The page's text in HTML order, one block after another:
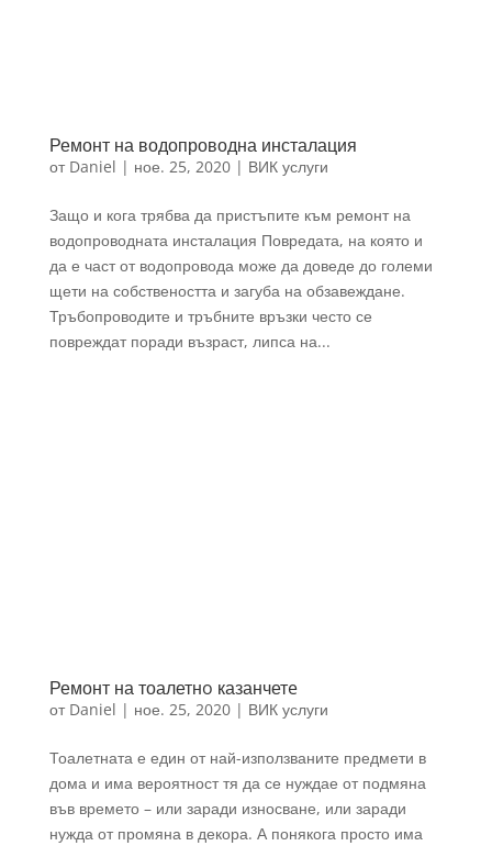
Ремонт на водопроводна инсталация
от Daniel | ное. 25, 2020| ВИК услуги
Защо и кога трябва да пристъпите към ремонт на
водопроводната инсталация Повредата, на която и
да е част от водопровода може да доведе до големи
щети на собствеността и загуба на обзавеждане.
Тръбопроводите и тръбните връзки често се
повреждат поради възраст, липса на...
Ремонт на тоалетнo казанчетe
от Daniel | ное. 25, 2020| ВИК услуги
Тоалетната е един от най-използваните предмети в
дома и има вероятност тя да се нуждае от подмяна
във времето – или заради износване, или заради
нужда от промяна в декора. А понякога просто има